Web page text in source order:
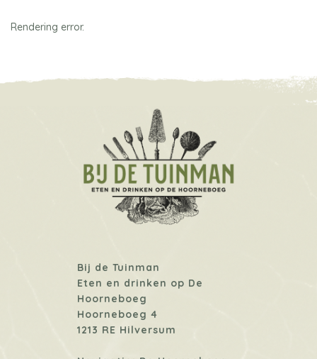
Rendering error.
Bij de Tuinman
Eten en drinken op De
Hoorneboeg
Hoorneboeg 4
1213 RE Hilversum